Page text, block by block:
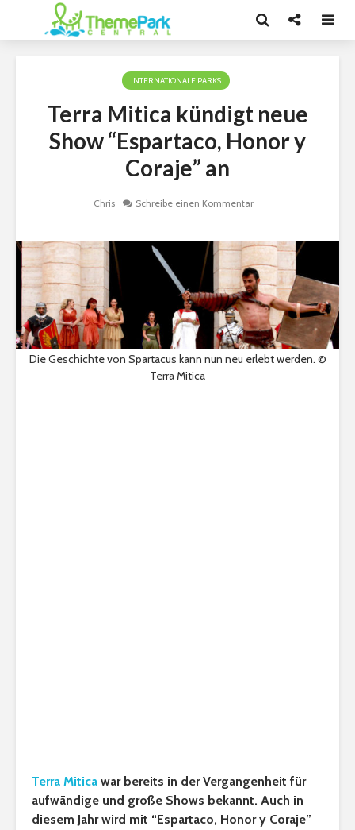
INTERNATIONALE PARKS
Terra Mitica kündigt neue
Show “Espartaco, Honor y
Coraje” an
Chris Schreibe einen Kommentar
Die Geschichte von Spartacus kann nun neu erlebt werden. ©
Terra Mitica
Terra Mitica war bereits in der Vergangenheit für
aufwändige und große Shows bekannt. Auch in
diesem Jahr wird mit “Espartaco, Honor y Coraje”